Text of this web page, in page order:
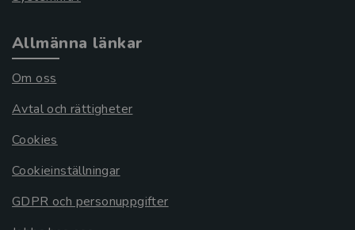
Allmänna länkar
Om oss
Avtal och rättigheter
Cookies
Cookieinställningar
GDPR och personuppgifter